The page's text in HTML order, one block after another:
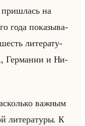
на
года по­ка­зы­ва­
ли­те­ра­ту­
Гер­ма­нии и Ни­
важ­ным
ли­те­ра­ту­ры. К